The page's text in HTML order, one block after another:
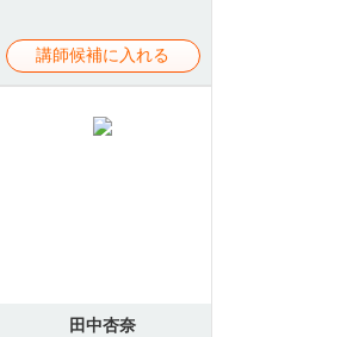
講師候補に入れる
田中杏奈